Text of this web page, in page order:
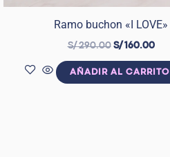
Ramo buchon «I LOVE»
S/290.00 S/160.00
AÑADIR AL CARRITO